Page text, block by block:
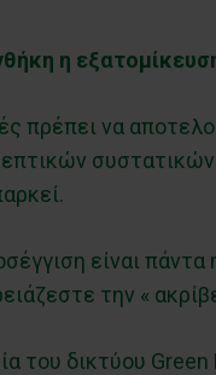
η
πρέπει να
είναι
την «
του δικτύου